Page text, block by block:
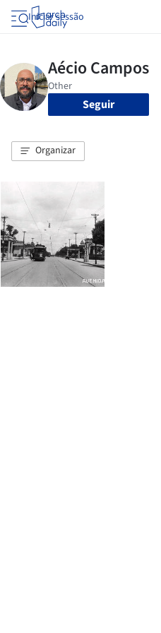
Iniciar sessão
Seguir
Organizar